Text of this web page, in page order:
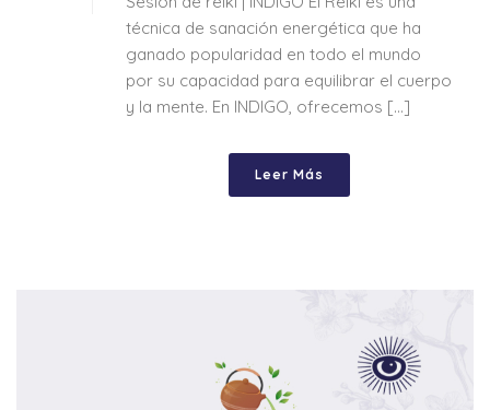
técnica de sanación energética que ha
ganado popularidad en todo el mundo
por su capacidad para equilibrar el cuerpo
y la mente. En INDIGO, ofrecemos [...]
Leer Más